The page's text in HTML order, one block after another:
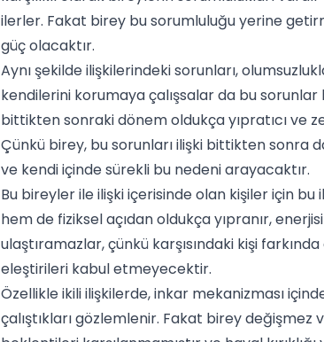
ilerler. Fakat birey bu sorumluluğu yerine
güç olacaktır.
Aynı şekilde ilişkilerindeki sorunları,
kendilerini korumaya çalışsalar da bu
bittikten sonraki dönem oldukça yıpratıcı ve
Çünkü birey, bu sorunları ilişki bittikten sonra
ve kendi içinde sürekli bu nedeni arayacaktır.
Bu bireyler ile ilişki içerisinde olan kişiler için bu
hem de fiziksel açıdan oldukça yıpranır,
ulaştıramazlar, çünkü karşısındaki kişi
eleştirileri kabul etmeyecektir.
Özellikle ikili ilişkilerde, inkar mekanizması
çalıştıkları gözlemlenir. Fakat birey değişmez